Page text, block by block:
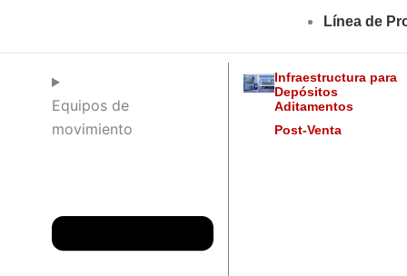
Línea de
Equipos de
movimiento
Infraestructura para
Depósitos
Aditamentos
Post-Venta